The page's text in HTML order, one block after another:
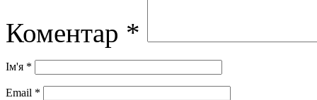
Коментар *
Ім'я *
Email *